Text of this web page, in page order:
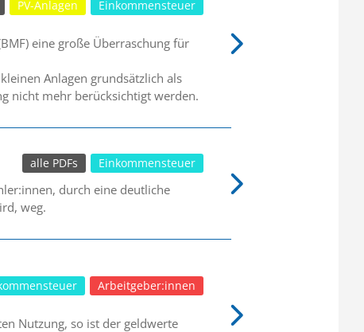
Einkommensteuer
PV-Anlagen
eine große Überraschung für
Anlagen grundsätzlich als
nicht mehr berücksichtigt werden.
Einkommensteuer
alle PDFs
durch eine deutliche
weg.
Arbeitgeber:innen
Nutzung, so ist der geldwerte